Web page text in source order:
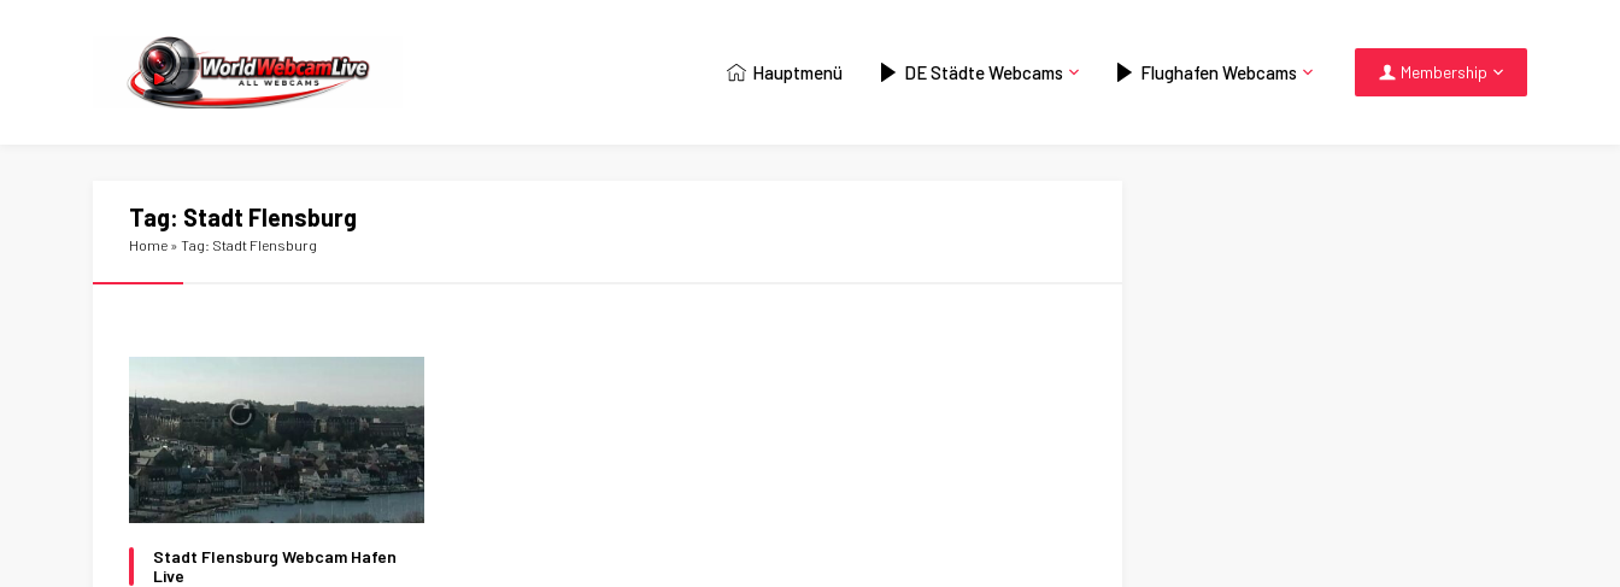
Hauptmenü DE Städte Webcams Flughafen Webcams Membership
Tag: Stadt Flensburg
Home » Tag: Stadt Flensburg
Stadt Flensburg Webcam Hafen
Live